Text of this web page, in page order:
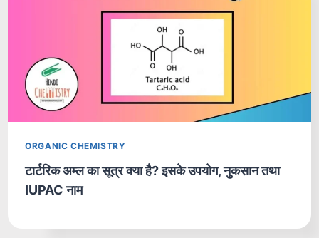
ORGANIC CHEMISTRY
टार्टरिक अम्ल का सूत्र क्या है? इसके उपयोग, नुकसान तथा
IUPAC नाम